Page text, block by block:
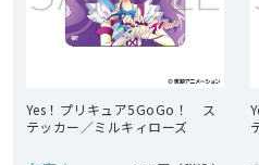
Yes！プリキュア5GoGo！ ス
テッカー／ミルキィローズ